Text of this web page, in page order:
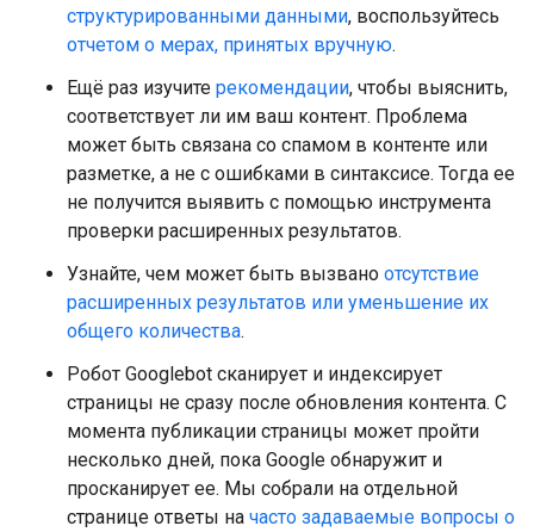
структурированными данными, воспользуйтесь
отчетом о мерах, принятых вручную.
Ещё раз изучите рекомендации, чтобы выяснить,
соответствует ли им ваш контент. Проблема
может быть связана со спамом в контенте или
разметке, а не с ошибками в синтаксисе. Тогда ее
не получится выявить с помощью инструмента
проверки расширенных результатов.
Узнайте, чем может быть вызвано отсутствие
расширенных результатов или уменьшение их
общего количества.
Робот Googlebot сканирует и индексирует
страницы не сразу после обновления контента. С
момента публикации страницы может пройти
несколько дней, пока Google обнаружит и
просканирует ее. Мы собрали на отдельной
странице ответы на часто задаваемые вопросы о